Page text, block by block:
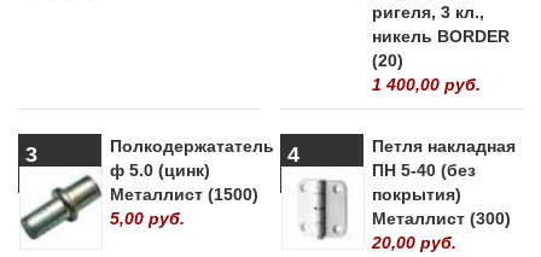
ригеля, 3 кл.,
никель BORDER
(20)
1 400,00 руб.
3
Полкодержататель
ф 5.0 (цинк)
Металлист (1500)
5,00 руб.
4
Петля накладная
ПН 5-40 (без
покрытия)
Металлист (300)
20,00 руб.